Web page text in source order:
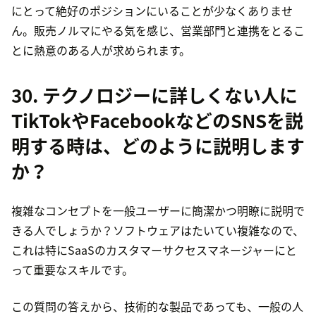
にとって絶好のポジションにいることが少なくありませ
ん。販売ノルマにやる気を感じ、営業部門と連携をとるこ
とに熱意のある人が求められます。
30. テクノロジーに詳しくない人に
TikTokやFacebookなどのSNSを説
明する時は、どのように説明します
か？
複雑なコンセプトを一般ユーザーに簡潔かつ明瞭に説明で
きる人でしょうか？ソフトウェアはたいてい複雑なので、
これは特にSaaSのカスタマーサクセスマネージャーにと
って重要なスキルです。
この質問の答えから、技術的な製品であっても、一般の人